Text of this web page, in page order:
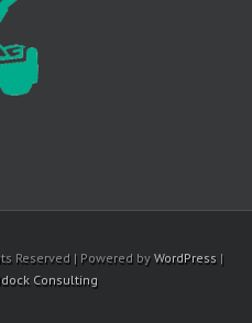
Reserved | Powered by WordPress |
Consulting